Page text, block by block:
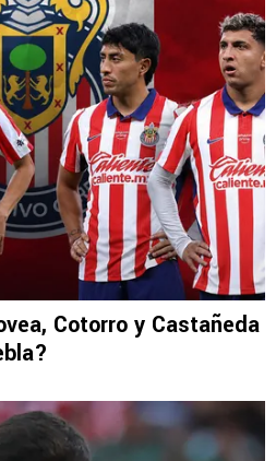
Cotorro y Castañeda